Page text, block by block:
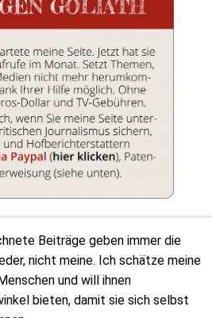
Beiträge geben immer die
nicht meine. Ich schätze meine
und will ihnen
bieten, damit sie sich selbst